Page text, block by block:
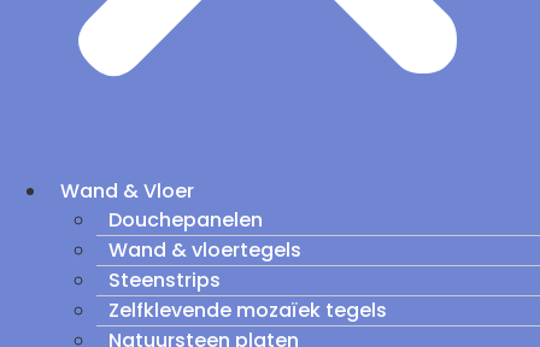
Wand & Vloer
Douchepanelen
Wand & vloertegels
Steenstrips
Zelfklevende mozaïek tegels
Natuursteen platen